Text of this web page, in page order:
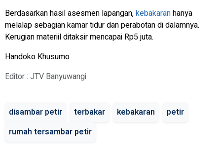
Berdasarkan hasil asesmen lapangan,kebakaranhanya
melalap sebagian kamar tidur dan perabotan di dalamnya.
Kerugian materiil ditaksir mencapai Rp5 juta.
Handoko Khusumo
Editor : JTV Banyuwangi
disambar petir terbakar kebakaran
petir
rumah tersambar petir